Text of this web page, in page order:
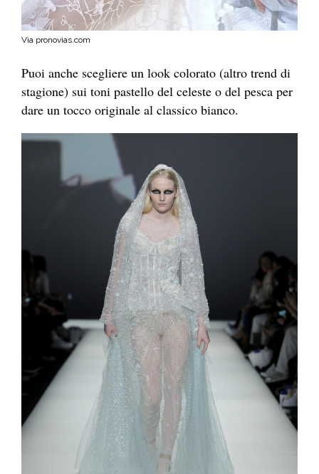
Via pronovias.com
Puoi anche scegliere un look colorato (altro trend di
stagione) sui toni pastello del celeste o del pesca per
dare un tocco originale al classico bianco.